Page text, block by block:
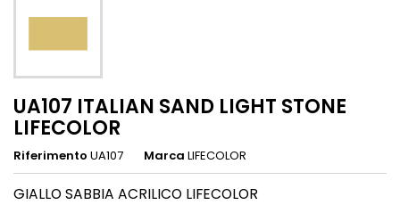
UA107 ITALIAN SAND LIGHT STONE
LIFECOLOR
Riferimento UA107 Marca LIFECOLOR
GIALLO SABBIA ACRILICO LIFECOLOR